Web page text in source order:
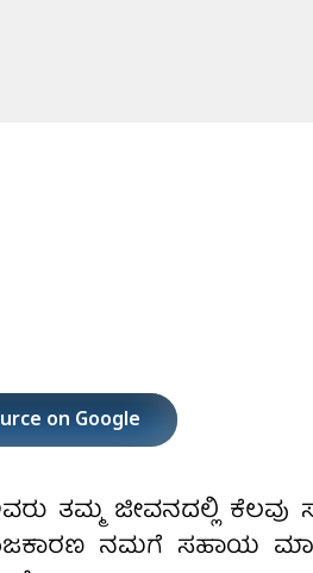
on Google
ತಮ್ಮ ಜೀವನದಲ್ಲಿ ಕೆಲವು
ನಮಗೆ ಸಹಾಯ